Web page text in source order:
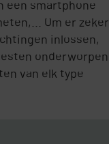
een smartphone
Om er zeker
inlossen,
onderworpen.
van elk type